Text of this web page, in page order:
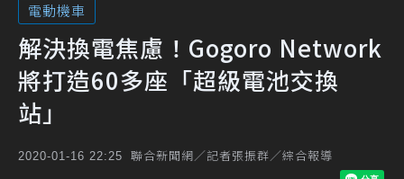
電動機車
解決換電焦慮！Gogoro Network
將打造60多座「超級電池交換
站」
2020-01-16 22:25 聯合新聞網／記者張振群／綜合報導